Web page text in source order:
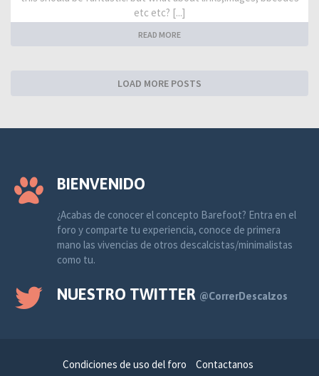
etc etc? [...]
READ MORE
LOAD MORE POSTS
BIENVENIDO
¿Acabas de conocer el concepto Barefoot? Entra en el
foro y comparte tu experiencia, conoce de primera
mano las vivencias de otros descalcistas/minimalistas
como tu.
NUESTRO TWITTER @CorrerDescalzos
Condiciones de uso del foro Contactanos